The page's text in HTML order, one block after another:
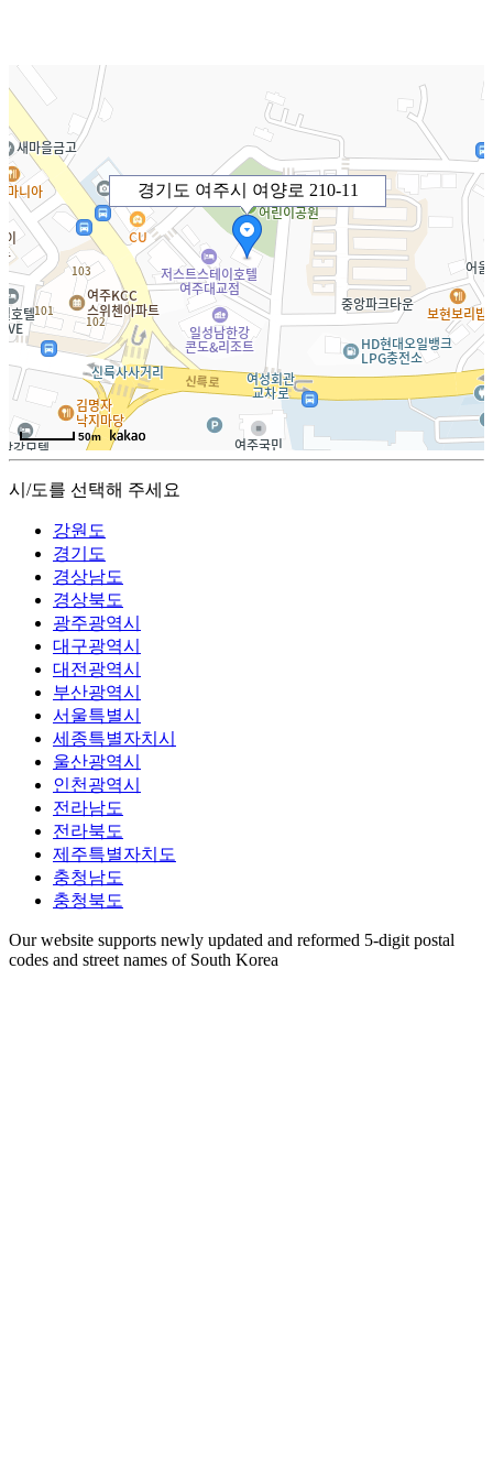
경기도 여주시 여양로 210-11
50m
시/도를 선택해 주세요
강원도
경기도
경상남도
경상북도
광주광역시
대구광역시
대전광역시
부산광역시
서울특별시
세종특별자치시
울산광역시
인천광역시
전라남도
전라북도
제주특별자치도
충청남도
충청북도
Our website supports newly updated and reformed 5-digit postal
codes and street names of South Korea